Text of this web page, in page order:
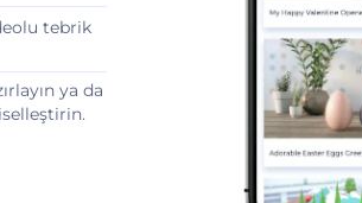
tebrik
ya da